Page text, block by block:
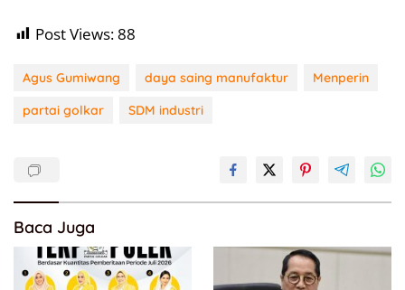
Post Views:88
Agus Gumiwang daya saing manufaktur
Menperin
partai golkar
SDM industri
Baca Juga